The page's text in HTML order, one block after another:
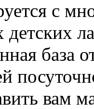
с
детских
база
вам